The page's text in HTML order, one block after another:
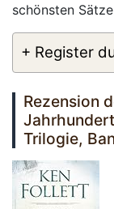
schönsten
+ Register
Rezension
Trilogie,